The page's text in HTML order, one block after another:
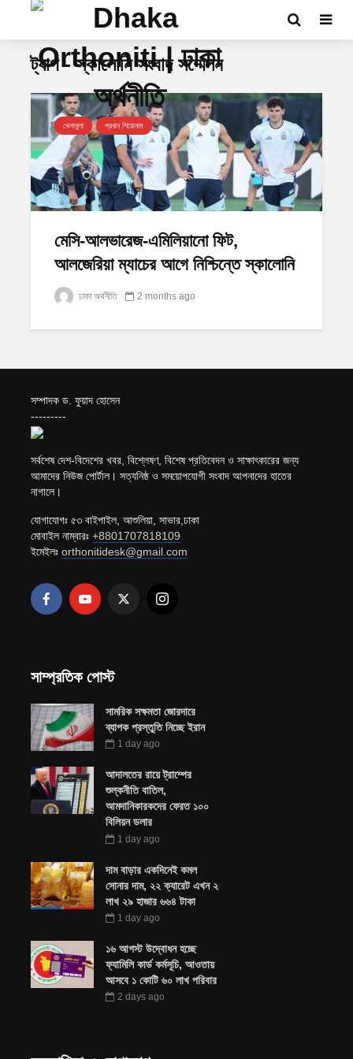
ট্যাগ - স্কালোনি সংবাদ সম্মেলন
খেলাধুলা প্রধান শিরোনাম
মেসি-আলভারেজ-এমিলিয়ানো ফিট,
আলজেরিয়া ম্যাচের আগে নিশ্চিন্তে স্কালোনি
ঢাকা অর্থনীতি 2 months ago
সম্পাদক ড. ফুয়াদ হোসেন
---------
সর্বশেষ দেশ-বিদেশের খবর, বিশ্লেষণ, বিশেষ প্রতিবেদন ও সাক্ষাৎকারের জন্য
আমাদের নিউজ পোর্টাল। সত্যনিষ্ঠ ও সময়োপযোগী সংবাদ আপনাদের হাতের
নাগালে।
যোগাযোগঃ ৫৩ বাইপাইল, আশুলিয়া, সাভার,ঢাকা
মোবাইল নাম্বারঃ +8801707818109
ইমেইলঃ orthonitidesk@gmail.com
সাম্প্রতিক পোস্ট
সামরিক সক্ষমতা জোরদারে
ব্যাপক প্রস্তুতি নিচ্ছে ইরান
1 day ago
আদালতের রায়ে ট্রাম্পের
শুল্কনীতি বাতিল,
আমদানিকারকদের ফেরত ১০০
বিলিয়ন ডলার
1 day ago
দাম বাড়ার একদিনেই কমল
সোনার দাম, ২২ ক্যারেট এখন ২
লাখ ২৯ হাজার ৬৬৪ টাকা
1 day ago
১৬ আগস্ট উদ্বোধন হচ্ছে
ফ্যামিলি কার্ড কর্মসূচি, আওতায়
আসবে ১ কোটি ৬০ লাখ পরিবার
2 days ago